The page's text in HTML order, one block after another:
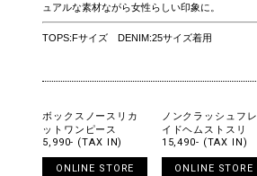
ュアルな素材ながら女性らしい印象に。
TOPS:Fサイズ DENIM:25サイズ着用
ボックスノースリカ
ットワンピース
5,990- (TAX IN)
ONLINE STORE
ノンクラッシュフレ
イドヘムストスリ
15,490- (TAX IN)
ONLINE STORE